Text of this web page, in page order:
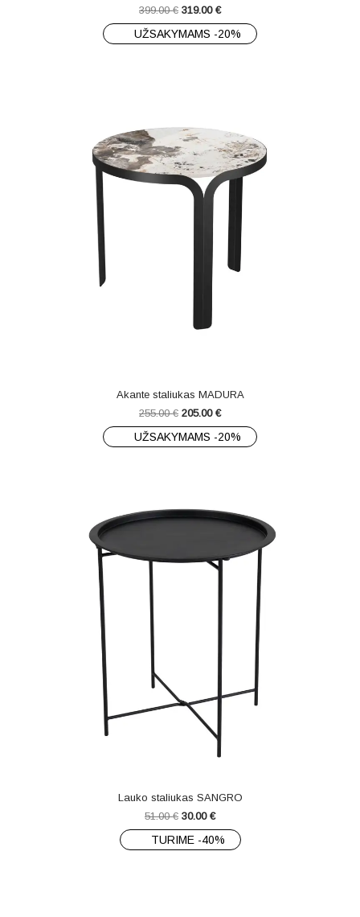
399.00€ 319.00 €
UŽSAKYMAMS -20%
Akante staliukas MADURA
255.00€ 205.00 €
UŽSAKYMAMS -20%
Lauko staliukas SANGRO
51.00€ 30.00 €
TURIME -40%